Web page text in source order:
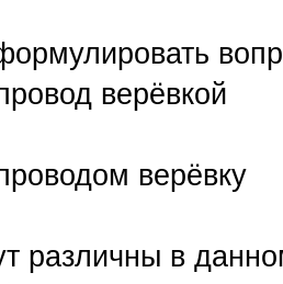
верёвкой
верёвку
различны в